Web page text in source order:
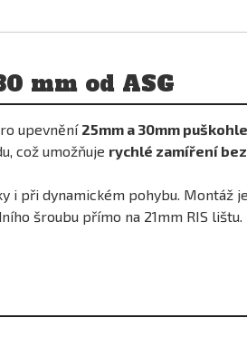
mm od ASG
upevnění 25mm a 30mm
což umožňuje rychlé zamíření
při dynamickém pohybu. Montáž
šroubu přímo na 21mm RIS lištu.